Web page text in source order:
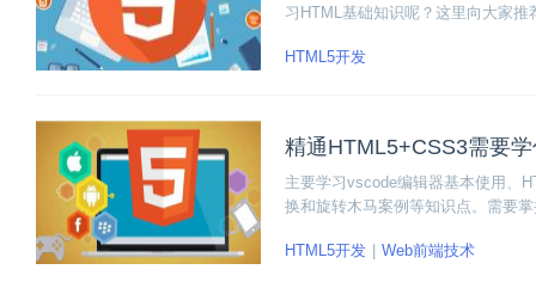
习HTML基础知识呢？这里向大家
HTML5开发
精通HTML5+CSS3需要
主要学习vscode编辑器基本使用、
换和旋转木马案例等知识点。需要
HTML5开发
Web前端技术